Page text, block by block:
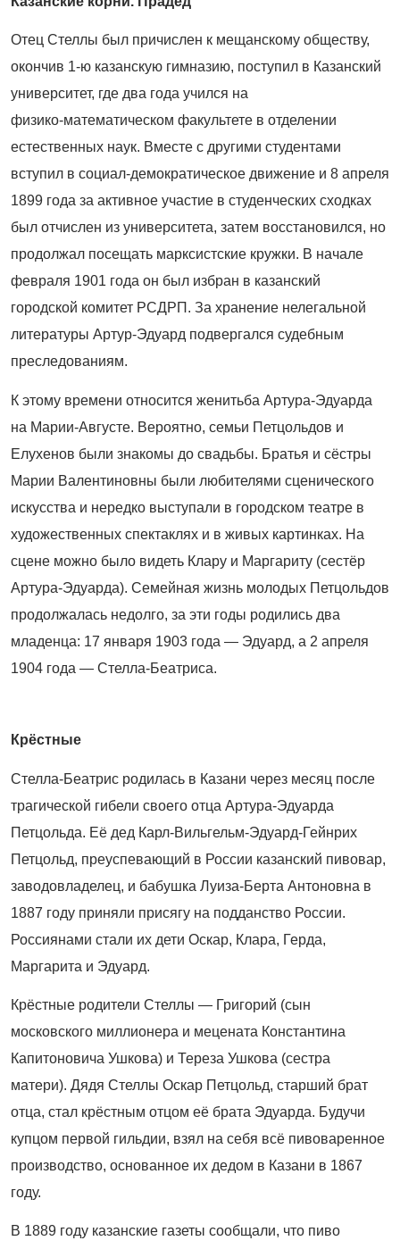
Отец Стеллы был причислен к мещанскому обществу,
окончив 1-ю казанскую гимназию, поступил в Казанский
университет, где два года учился на
физико‑математическом факультете в отделении
естественных наук. Вместе с другими студентами
вступил в социал-демократическое движение и 8 апреля
1899 года за активное участие в студенческих сходках
был отчислен из университета, затем восстановился, но
продолжал посещать марксистские кружки. В начале
февраля 1901 года он был избран в казанский
городской комитет РСДРП. За хранение нелегальной
литературы Артур-Эдуард подвергался судебным
преследованиям.
К этому времени относится женитьба Артура-Эдуарда
на Марии-Августе. Вероятно, семьи Петцольдов и
Елухенов были знакомы до свадьбы. Братья и сёстры
Марии Валентиновны были любителями сценического
искусства и нередко выступали в городском театре в
художественных спектаклях и в живых картинках. На
сцене можно было видеть Клару и Маргариту (сестёр
Артура-Эдуарда). Семейная жизнь молодых Петцольдов
продолжалась недолго, за эти годы родились два
младенца: 17 января 1903 года — Эдуард, а 2 апреля
1904 года — Стелла-Беатриса.
Крёстные
Стелла-Беатрис родилась в Казани через месяц после
трагической гибели своего отца Артура-Эдуарда
Петцольда. Её дед Карл-Вильгельм-Эдуард-Гейнрих
Петцольд, преуспевающий в России казанский пивовар,
заводовладелец, и бабушка Луиза-Берта Антоновна в
1887 году приняли присягу на подданство России.
Россиянами стали их дети Оскар, Клара, Герда,
Маргарита и Эдуард.
Крёстные родители Стеллы — Григорий (сын
московского миллионера и мецената Константина
Капитоновича Ушкова) и Тереза Ушкова (сестра
матери). Дядя Стеллы Оскар Петцольд, старший брат
отца, стал крёстным отцом её брата Эдуарда. Будучи
купцом первой гильдии, взял на себя всё пивоваренное
производство, основанное их дедом в Казани в 1867
году.
В 1889 году казанские газеты сообщали, что пиво